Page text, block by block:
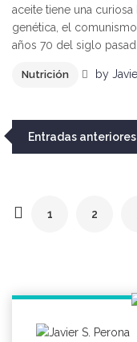
aceite tiene una
genética, el
años 70 del siglo
Nutrición by
Entradas anteriores
1 2